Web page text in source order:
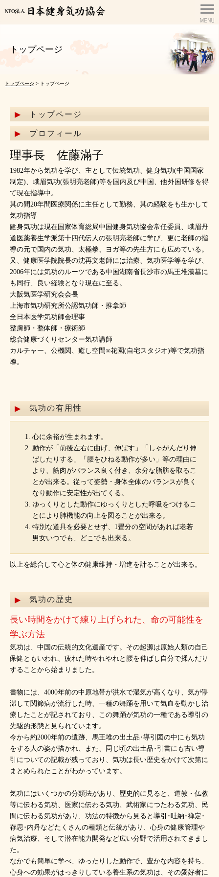
トップページ
トップページ > トップページ
トップページ
プロフィール
理事長 佐藤滿子
1982年から気功を学び、主として伝統気功、健身気功(中国国家
制定)、峨眉気功(張明亮老師)等を国内及び中国、他外国研修を得
て現在指導中。
其の間20年間医療関係に主任として勤務、其の経験をも生かして
気功指導
健身気功は現在国家体育総局中国健身気功協会常任委員、峨眉丹
道医薬養生学派第十四代伝人の張明亮老師に学び、更に老師の指
導の元で国内の気功、太極拳、ヨガ等の先生方にも広めている。
又、健康医学院院長の沈再文老師には治療、気功医学等を学び、
2006年には気功のルーツである中国湖南省長沙市の馬王堆漢墓に
も同行、良い経験となり現在に至る。
大阪気医学研究会会長
上海市気功研究所公認気功師・推拿師
全日本医学気功師会理事
整膚師・整体師・療術師
総合健康づくりセンター気功講師
カルチャー、公機関、癒し空間∞花園(自宅スタジオ)等で気功指
導。
気功の有用性
心に余裕が生まれます。
動作が「前後左右に曲げ、伸ばす」「しゃがんだり伸
ばしたりする」「腰をひねる動作が多い」等の理由に
より、筋肉がバランス良く付き、余分な脂肪を取るこ
とが出来る。従って姿勢・身体全体のバランスが良く
なり動作に安定性が出てくる。
ゆっくりとした動作にゆっくりとした呼吸をつけるこ
とにより肺機能の向上を図ることが出来る。
特別な道具を必要とせず、1畳分の空間があれば老若
男女いつでも、どこでも出来る。
以上を総合して心と体の健康維持・増進を計ることが出来る。
気功の歴史
長い時間をかけて練り上げられた、命の可能性を
学ぶ方法
気功は、中国の伝統的文化遺産です。その起源は原始人類の自己
保健ともいわれ、疲れた時やれやれと腰を伸ばし自分で揉んだり
することから始まりました。
書物には、4000年前の中原地帯が洪水で湿気が高くなり、気が停
滞して関節病が流行した時、一種の舞踊を用いて気血を動かし治
療したことが記されており、この舞踊が気功の一種である導引の
先駆的形態と見られています。
今から約2000年前の遺跡、馬王堆の出土品･導引図の中にも気功
をする人の姿が描かれ、また、同じ頃の出土品･引書にも古い導
引についての記載が残っており、気功は長い歴史をかけて次第に
まとめられたことがわかっています。
気功にはいくつかの分類法があり、歴史的に見ると、道教・仏教
等に伝わる気功、医家に伝わる気功、武術家につたわる気功、民
間に伝わる気功があり、功法の特徴から見ると導引･吐納･禅定･
存思･内丹などたくさんの種類と伝統があり、心身の健康管理や
病気治療、そして潜在能力開発など広い分野で活用されてきまし
た。
なかでも簡単に学べ、ゆったりした動作で、豊かな内容を持ち、
心身への効果がはっきりしている養生系の気功は、その愛好者に